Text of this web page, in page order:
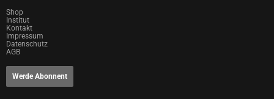
Shop
Institut
Kontakt
Impressum
Datenschutz
AGB
Werde Abonnent